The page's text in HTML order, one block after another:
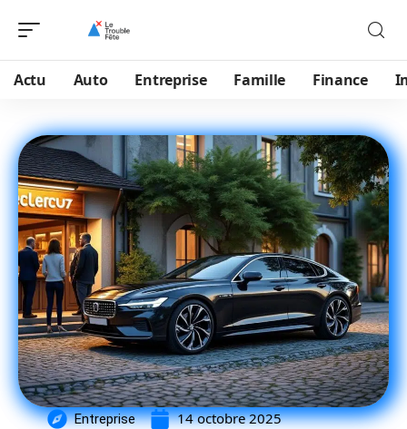
Actu Auto Entreprise Famille Finance
Entreprise 14 octobre 2025